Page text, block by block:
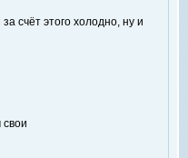
счёт этого холодно, ну и